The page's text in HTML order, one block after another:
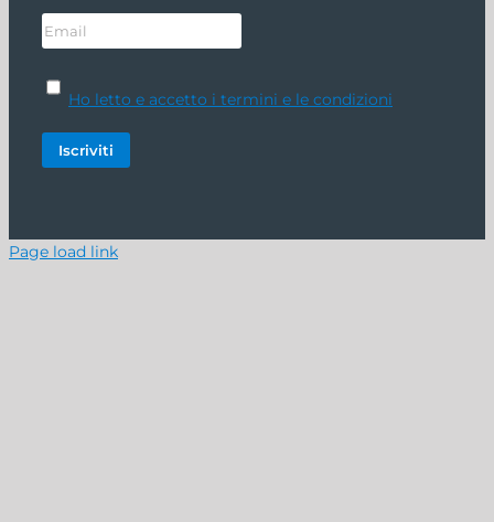
Ho letto e accetto i termini e le condizioni
Page load link